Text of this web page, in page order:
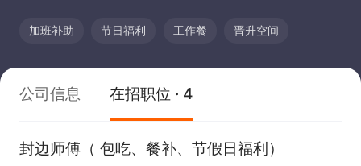
加班补助 节日福利 工作餐 晋升空间
公司信息 在招职位 · 4
封边师傅（ 包吃、餐补、节假日福利）